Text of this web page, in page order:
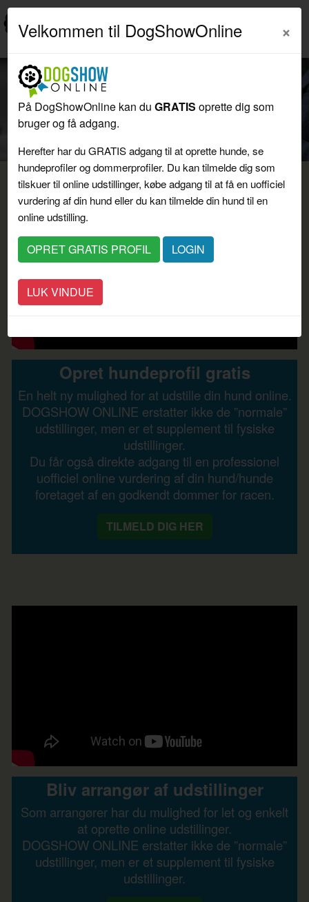
Velkommen til DogShowOnline
På DogShowOnline kan du GRATIS oprette dig som
bruger og få adgang.
Herefter har du GRATIS adgang til at oprette hunde, se
hundeprofiler og dommerprofiler. Du kan tilmelde dig som
tilskuer til online udstillinger, købe adgang til at få en uofficiel
vurdering af din hund eller du kan tilmelde din hund til en
online udstilling.
OPRET GRATIS PROFIL LOGIN
OPRET GRATIS PROFIL
Previous
Opret hundeprofil gratis
En helt ny mulighed for at udstille din hund online.
DOGSHOW ONLINE erstatter ikke de ”normale”
udstillinger, men er et supplement til fysiske
udstillinger.
Du får også direkte adgang til en professionel
uofficiel online vurdering af din hund/hunde
foretaget af en godkendt dommer for racen.
TILMELD DIG HER
Bliv arrangør af udstillinger
Som arrangører har du mulighed for let og enkelt
at oprette online udstillinger.
DOGSHOW ONLINE erstatter ikke de ”normale”
udstillinger, men er et supplement til fysiske
udstillinger.